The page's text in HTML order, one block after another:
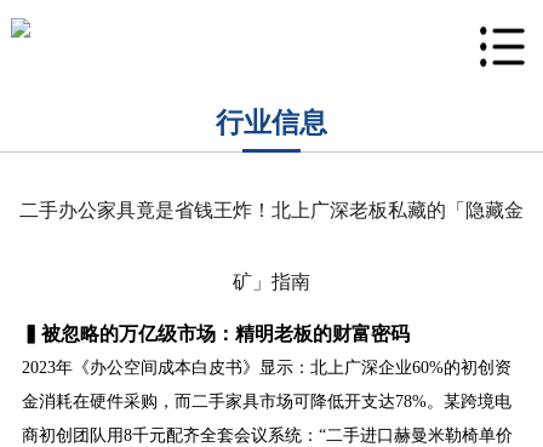
行业信息
二手办公家具竟是省钱王炸！北上广深老板私藏的「隐藏金
矿」指南
▍被忽略的万亿级市场：精明老板的财富密码
2023年《办公空间成本白皮书》显示：北上广深企业60%的初创资
金消耗在硬件采购，而二手家具市场可降低开支达78%。某跨境电
商初创团队用8千元配齐全套会议系统：“二手进口赫曼米勒椅单价